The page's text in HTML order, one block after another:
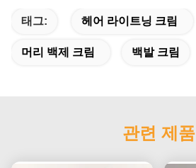
태그: 헤어 라이트닝 크림
머리 백제 크림 백발 크림
관련 제품